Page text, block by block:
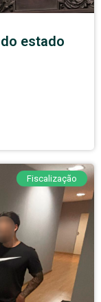
estado
Fiscalização